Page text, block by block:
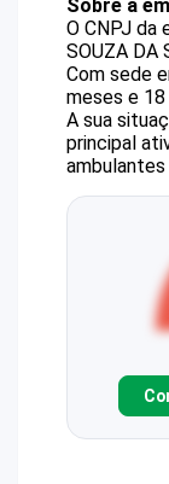
Sobre a
O CNPJ da
SOUZA DA
Com sede
meses e
A sua
principal